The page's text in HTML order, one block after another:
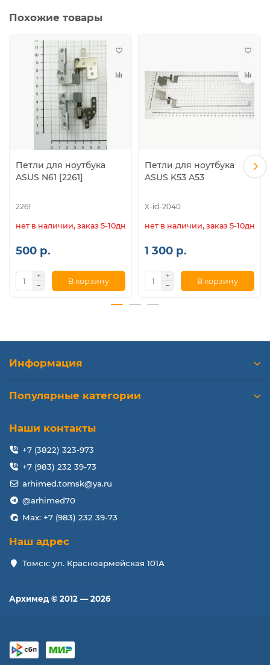
Похожие товары
Петли для ноутбука
ASUS N61 [2261]
2261
нет в наличии, заказ 5-10дн.
500 р.
В корзину
Петли для ноутбука
ASUS K53 A53
X-id-2040
нет в наличии, заказ 5-10дн.
1 300 р.
В корзину
Информация
Популярные категории
Наши контакты
+7 (3822) 323-973
+7 (983) 232 39-73
arhimed.tomsk@ya.ru
@arhimed70
Max: +7 (983) 232 39-73
Наш адрес
Томск: ул. Красноармейская 101А
Архимед © 2012 — 2026